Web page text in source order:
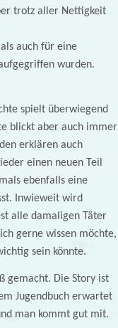
trotz aller Nettigkeit
auch für eine
wurden.
spielt überwiegend
blickt aber auch immer
erklären auch
einen neuen Teil
ebenfalls eine
Inwieweit wird
alle damaligen Täter
gerne wissen möchte,
sein könnte.
gemacht. Die Story ist
Jugendbuch erwartet
man kommt gut mit.